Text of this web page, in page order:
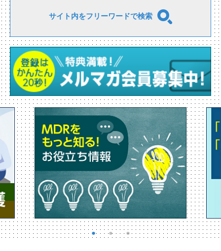
サイト内をフリーワードで検索